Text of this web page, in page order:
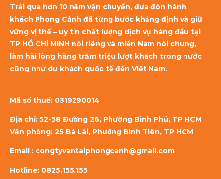
Trải qua hơn 10 năm vận chuyển, đưa đón hành
khách Phong Cảnh đã từng bước khẳng định và giữ
vững vị thế – uy tín chất lượng dịch vụ hàng đầu tại
TP HỒ CHÍ MINH nói riêng và miền Nam nói chung,
làm hài lòng hàng trăm triệu lượt khách trong nước
cũng như du khách quốc tế đến Việt Nam.
Mã số thuế: 0319290014
Địa chỉ: 52-58 Đường 26, Phường Bình Phú, TP HCM
Văn phòng: 25 Bà Lài, Phường Bình Tiên, TP HCM
Email : congtyvantaiphongcanh@gmail.com
Hotline: 0825.155.155